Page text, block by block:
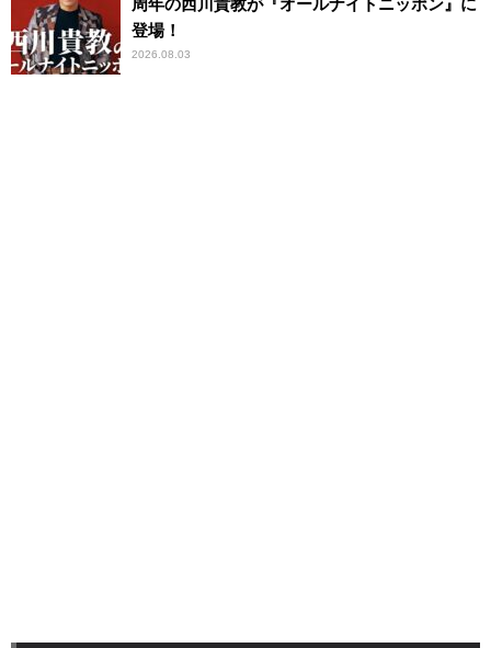
周年の西川貴教が『オールナイトニッポン』に
登場！
2026.08.03